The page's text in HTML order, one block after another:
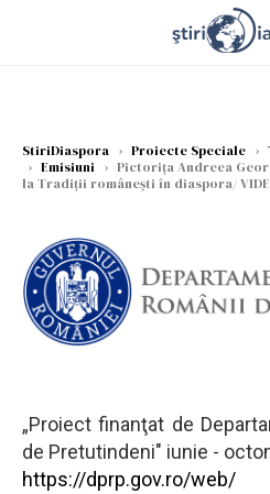
StiriDiaspora › Proiecte Speciale ›
› Emisiuni › Pictorița Andreea
la Tradiții românești în diaspora/
„Proiect finanţat de
de Pretutindeni" iunie -
https://dprp.gov.ro/web/